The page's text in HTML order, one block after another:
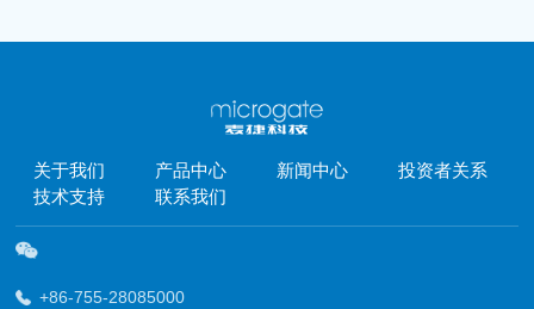
关于我们 产品中心 新闻中心
投资者关系
技术支持
联系我们
+86-755-28085000